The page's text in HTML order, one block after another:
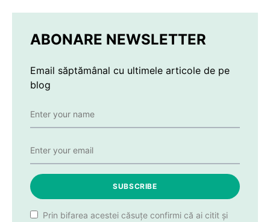
ABONARE NEWSLETTER
Email săptămânal cu ultimele articole de pe
blog
SUBSCRIBE
Prin bifarea acestei căsuțe confirmi că ai citit și